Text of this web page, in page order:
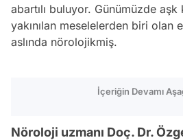
abartılı buluyor. Günümüzde
yakınılan meselelerden biri olan
aslında nörolojikmiş.
İçeriğin Devamı
Nöroloji uzmanı Doç. Dr.